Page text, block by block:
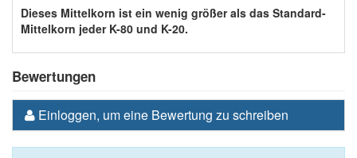
Dieses Mittelkorn ist ein wenig größer als das Standard-
Mittelkorn jeder K-80 und K-20.
Bewertungen
Einloggen, um eine Bewertung zu schreiben